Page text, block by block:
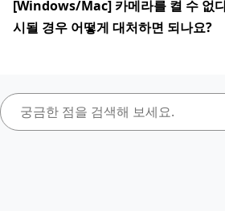
[Windows/Mac] 카메라를 켤 수 없
시될 경우 어떻게 대처하면 되나요?